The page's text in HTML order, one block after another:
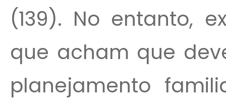
(139). No entanto,
que acham que
planejamento